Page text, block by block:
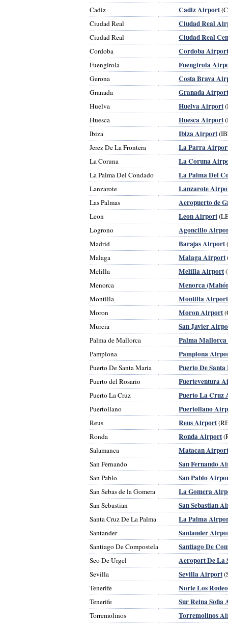
Cadiz Cadiz Airport
Ciudad Real
Ciudad Real
Ciudad Real Ciudad Real
Cordoba Cordoba Airport
Fuengirola Fuengirola
Gerona Costa Brava
Granada Granada Airport
Huelva Huelva Airport
Huesca
Huesca Airport
Ibiza
Ibiza Airport
Jerez De La Frontera
La Parra
La Coruna La Coruna
La Palma Del Condado La Palma Del
Lanzarote Lanzarote
Las Palmas Aeropuerto de
Leon Leon Airport
Logrono
Agoncillo
Madrid Barajas Airport
Malaga
Malaga Airport
Melilla
Melilla Airport
Menorca
Menorca
Montilla Montilla Airport
Moron Moron Airport
Murcia
San Javier
Palma de Mallorca Palma
Pamplona Pamplona
Puerto De Santa Maria Puerto De
Puerto del Rosario Fuerteventura
Puerto La Cruz Puerto La Cruz
Puertollano Puertollano
Reus Reus Airport
Ronda
Ronda Airport
Salamanca
Matacan Airport
San Fernando San Fernando
San Pablo San Pablo
San Sebas de la Gomera La Gomera
San Sebastian San Sebastian
Santa Cruz De La Palma La Palma
Santander Santander
Santiago De Compostela Santiago De
Seo De Urgel Aeroport De La
Sevilla Sevilla Airport
Tenerife
Norte Los
Tenerife Sur Reina Sofia
Torremolinos
Torremolinos